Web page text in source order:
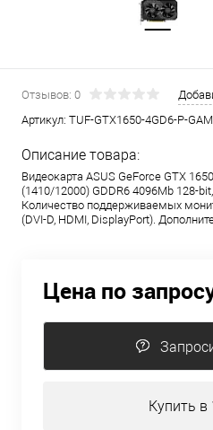
Отзывов: 0
Артикул: TUF-GTX1650-4GD6-P-
Описание товара:
Видеокарта ASUS GeForce GTX
(1410/12000) GDDR6 4096Mb 128-
Количество поддерживаемых
(DVI-D, HDMI, DisplayPort).
Цена по
Купить в